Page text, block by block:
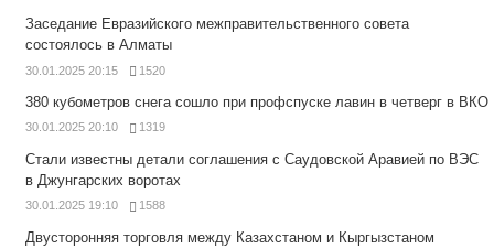
Заседание Евразийского межправительственного совета
состоялось в Алматы
30.01.2025 20:15 1520
380 кубометров снега сошло при профспуске лавин в четверг в ВКО
30.01.2025 20:10 1319
Стали известны детали соглашения с Саудовской Аравией по ВЭС
в Джунгарских воротах
30.01.2025 19:10 1588
Двусторонняя торговля между Казахстаном и Кыргызстаном